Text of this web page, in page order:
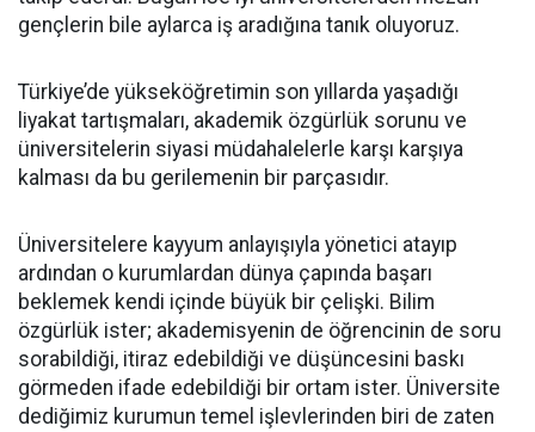
gençlerin bile aylarca iş aradığına tanık oluyoruz.
Türkiye’de yükseköğretimin son yıllarda yaşadığı
liyakat tartışmaları, akademik özgürlük sorunu ve
üniversitelerin siyasi müdahalelerle karşı karşıya
kalması da bu gerilemenin bir parçasıdır.
Üniversitelere kayyum anlayışıyla yönetici atayıp
ardından o kurumlardan dünya çapında başarı
beklemek kendi içinde büyük bir çelişki. Bilim
özgürlük ister; akademisyenin de öğrencinin de soru
sorabildiği, itiraz edebildiği ve düşüncesini baskı
görmeden ifade edebildiği bir ortam ister. Üniversite
dediğimiz kurumun temel işlevlerinden biri de zaten